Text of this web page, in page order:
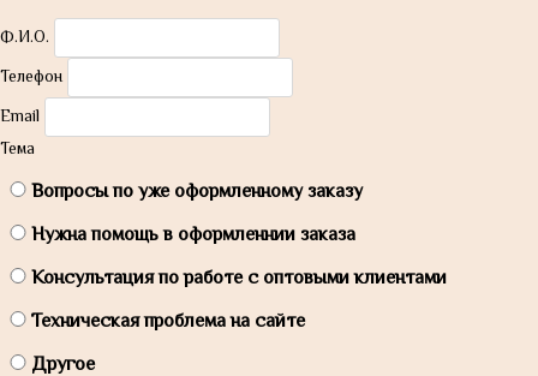
Ф.И.О.
Телефон
Email
Тема
Вопросы по уже оформленному заказу
Нужна помощь в оформленнии заказа
Консультация по работе с оптовыми клиентами
Техническая проблема на сайте
Другое